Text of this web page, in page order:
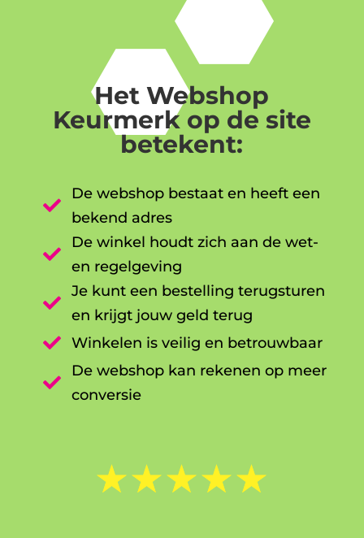
Het Webshop
Keurmerk op de site
betekent:

De webshop bestaat en heeft een
bekend adres

De winkel houdt zich aan de wet-
en regelgeving

Je kunt een bestelling terugsturen
en krijgt jouw geld terug

Winkelen is veilig en betrouwbaar

De webshop kan rekenen op meer
conversie
☆☆☆☆☆